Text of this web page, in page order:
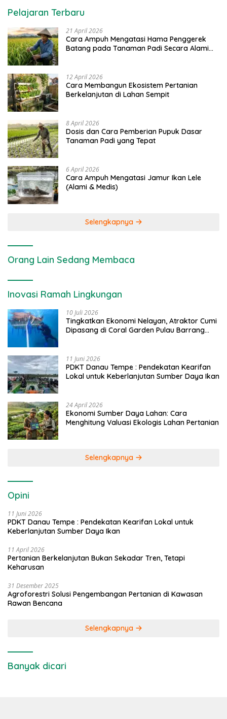
Pelajaran Terbaru
21 April 2026
Cara Ampuh Mengatasi Hama Penggerek
Batang pada Tanaman Padi Secara Alami
12 April 2026
Cara Membangun Ekosistem Pertanian
Berkelanjutan di Lahan Sempit
8 April 2026
Dosis dan Cara Pemberian Pupuk Dasar
Tanaman Padi yang Tepat
6 April 2026
Cara Ampuh Mengatasi Jamur Ikan Lele
(Alami & Medis)
Selengkapnya
Orang Lain Sedang Membaca
Inovasi Ramah Lingkungan
10 Juli 2026
Tingkatkan Ekonomi Nelayan, Atraktor Cumi
Dipasang di Coral Garden Pulau Barrang
11 Juni 2026
PDKT Danau Tempe : Pendekatan Kearifan
Lokal untuk Keberlanjutan Sumber Daya Ikan
24 April 2026
Ekonomi Sumber Daya Lahan: Cara
Menghitung Valuasi Ekologis Lahan Pertanian
Selengkapnya
Opini
11 Juni 2026
PDKT Danau Tempe : Pendekatan Kearifan Lokal untuk
Keberlanjutan Sumber Daya Ikan
11 April 2026
Pertanian Berkelanjutan Bukan Sekadar Tren, Tetapi
Keharusan
31 Desember 2025
Agroforestri Solusi Pengembangan Pertanian di Kawasan
Rawan Bencana
Selengkapnya
Banyak dicari